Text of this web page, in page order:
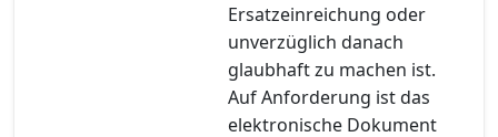
Ersatzeinreichung oder
unverzüglich danach
glaubhaft zu machen ist.
Auf Anforderung ist das
elektronische Dokument